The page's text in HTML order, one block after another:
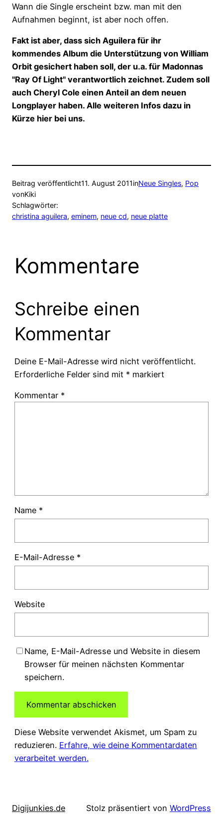
Wann die Single erscheint bzw. man mit den
Aufnahmen beginnt, ist aber noch offen.
Fakt ist aber, dass sich Aguilera für ihr
kommendes Album die Unterstützung von William
Orbit gesichert haben soll, der u.a. für Madonnas
"Ray Of Light" verantwortlich zeichnet. Zudem soll
auch Cheryl Cole einen Anteil an dem neuen
Longplayer haben. Alle weiteren Infos dazu in
Kürze hier bei uns.
Beitrag veröffentlicht11. August 2011inNeue Singles, Pop
vonKiki
Schlagwörter:
christina aguilera, eminem, neue cd, neue platte
Kommentare
Schreibe einen
Kommentar
Deine E-Mail-Adresse wird nicht veröffentlicht.
Erforderliche Felder sind mit * markiert
Kommentar *
Name *
E-Mail-Adresse *
Website
Name, E-Mail-Adresse und Website in diesem
Browser für meinen nächsten Kommentar
speichern.
Diese Website verwendet Akismet, um Spam zu
reduzieren. Erfahre, wie deine Kommentardaten
verarbeitet werden.
Digijunkies.de Stolz präsentiert von WordPress